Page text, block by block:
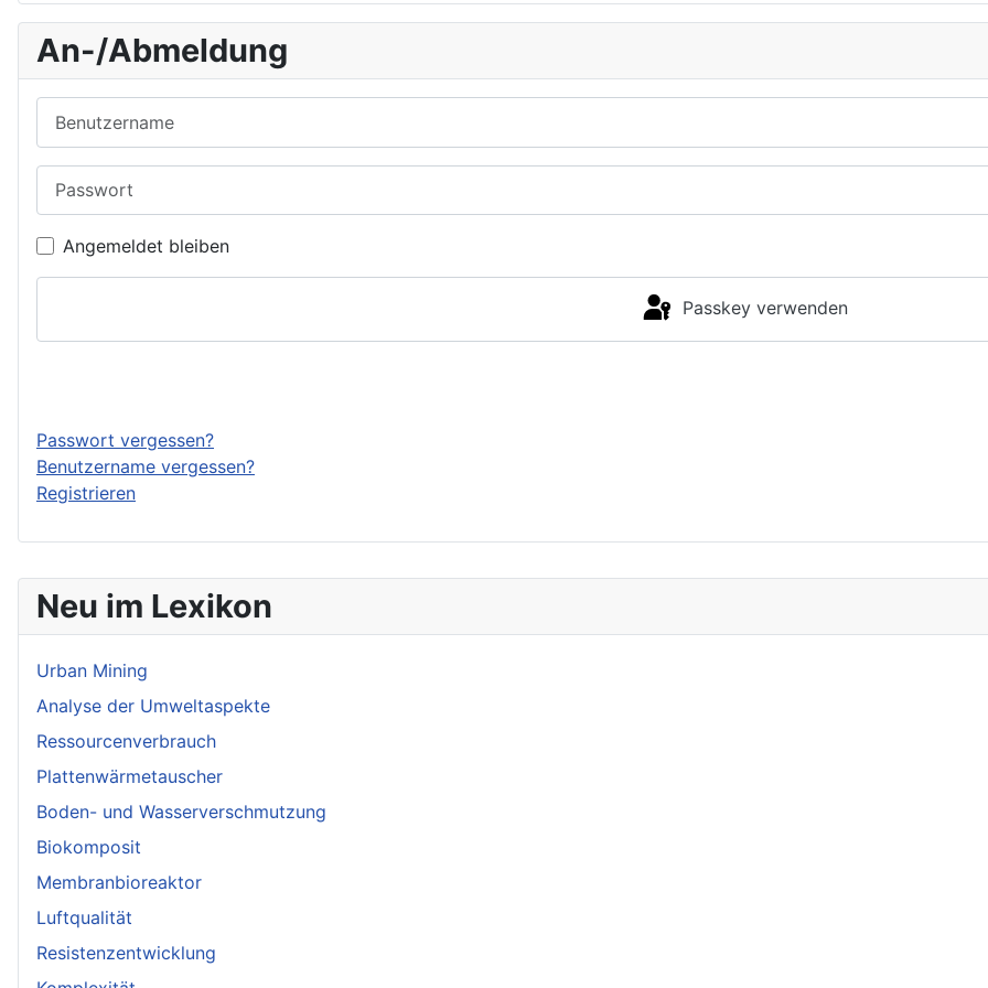
Neu im Lexikon
Urban Mining
Analyse der Umweltaspekte
Ressourcenverbrauch
Plattenwärmetauscher
Boden- und Wasserverschmutzung
Biokomposit
Membranbioreaktor
Luftqualität
Resistenzentwicklung
An-/Abmeldung
Angemeldet bleiben
Passkey verwenden
Passwort vergessen?
Benutzername vergessen?
Registrieren